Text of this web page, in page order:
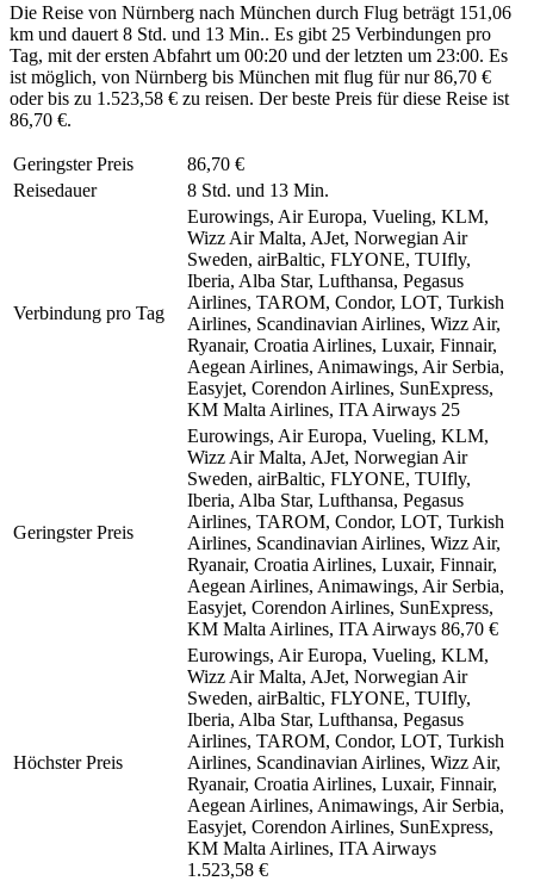
Die Reise von Nürnberg nach München durch Flug beträgt 151,06
km und dauert 8 Std. und 13 Min.. Es gibt 25 Verbindungen pro
Tag, mit der ersten Abfahrt um 00:20 und der letzten um 23:00. Es
ist möglich, von Nürnberg bis München mit flug für nur 86,70 €
oder bis zu 1.523,58 € zu reisen. Der beste Preis für diese Reise ist
86,70 €.
Geringster Preis
86,70 €
Reisedauer
8 Std. und 13 Min.
Verbindung pro Tag
Eurowings, Air Europa, Vueling, KLM,
Wizz Air Malta, AJet, Norwegian Air
Sweden, airBaltic, FLYONE, TUIfly,
Iberia, Alba Star, Lufthansa, Pegasus
Airlines, TAROM, Condor, LOT, Turkish
Airlines, Scandinavian Airlines, Wizz Air,
Ryanair, Croatia Airlines, Luxair, Finnair,
Aegean Airlines, Animawings, Air Serbia,
Easyjet, Corendon Airlines, SunExpress,
KM Malta Airlines, ITA Airways 25
Geringster Preis
Eurowings, Air Europa, Vueling, KLM,
Wizz Air Malta, AJet, Norwegian Air
Sweden, airBaltic, FLYONE, TUIfly,
Iberia, Alba Star, Lufthansa, Pegasus
Airlines, TAROM, Condor, LOT, Turkish
Airlines, Scandinavian Airlines, Wizz Air,
Ryanair, Croatia Airlines, Luxair, Finnair,
Aegean Airlines, Animawings, Air Serbia,
Easyjet, Corendon Airlines, SunExpress,
KM Malta Airlines, ITA Airways 86,70 €
Höchster Preis
Eurowings, Air Europa, Vueling, KLM,
Wizz Air Malta, AJet, Norwegian Air
Sweden, airBaltic, FLYONE, TUIfly,
Iberia, Alba Star, Lufthansa, Pegasus
Airlines, TAROM, Condor, LOT, Turkish
Airlines, Scandinavian Airlines, Wizz Air,
Ryanair, Croatia Airlines, Luxair, Finnair,
Aegean Airlines, Animawings, Air Serbia,
Easyjet, Corendon Airlines, SunExpress,
KM Malta Airlines, ITA Airways
1.523,58 €